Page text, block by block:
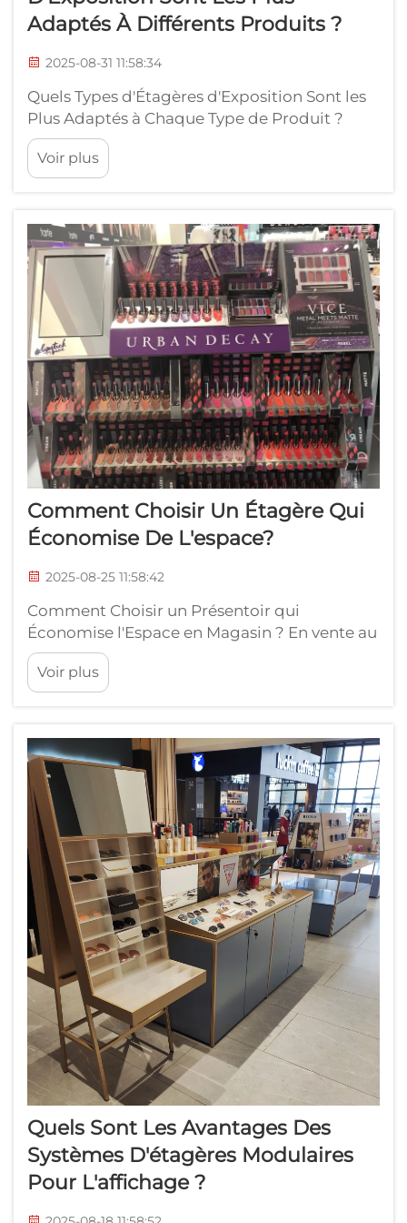
Adaptés À Différents Produits ?
2025-08-31 11:58:34
Quels Types d'Étagères d'Exposition Sont les
Plus Adaptés à Chaque Type de Produit ?
Dans le secteur de la vente au détail, la
présentation efficace des produits est l'un des
facteurs les plus déterminants pour générer
meilleurs produits à des prix compétitifs,
mais si ces produits ne sont pas...
Voir plus
Comment Choisir Un Étagère Qui
Économise De L'espace?
2025-08-25 11:58:42
Comment Choisir un Présentoir qui
Économise l'Espace en Magasin ? En vente au
détail, où chaque mètre carré compte, la
manière dont les produits sont présentés
peut influencer considérablement les ventes
efficace est bien plus qu'un simple outil de
stockage...
Voir plus
Quels Sont Les Avantages Des
Systèmes D'étagères Modulaires
Pour L'affichage ?